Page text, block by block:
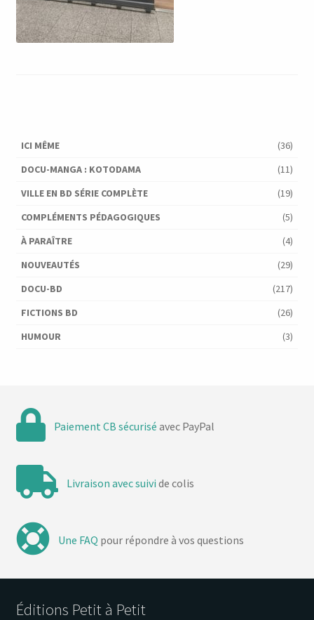
ICI MÊME
(36)
DOCU-MANGA : KOTODAMA
(11)
VILLE EN BD SÉRIE COMPLÈTE
(19)
COMPLÉMENTS PÉDAGOGIQUES
(5)
À PARAÎTRE
(4)
NOUVEAUTÉS
(29)
DOCU-BD
(217)
FICTIONS BD
(26)
HUMOUR
(3)
Paiement CB sécurisé avec PayPal
Livraison avec suivi de colis
Une FAQ pour répondre à vos questions
Éditions Petit à Petit